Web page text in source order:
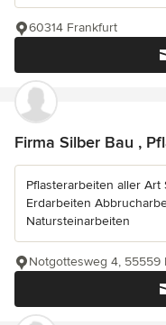
60314 Frankfurt
Firma Silber Bau ,
Pflasterarbeiten aller Art
Erdarbeiten
Natursteinarbeiten
Notgottesweg 4, 55559